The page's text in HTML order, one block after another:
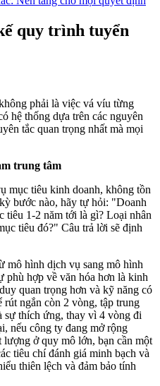
quy trình tuyển
phải là việc vá víu từng
hệ thống dựa trên các nguyên
tắc quan trọng nhất mà mọi
trung tâm
mục tiêu kinh doanh, không tồn
bước nào, hãy tự hỏi: "Doanh
tiêu 1-2 năm tới là gì? Loại nhân
tiêu đó?" Câu trả lời sẽ định
mô hình dịch vụ sang mô hình
phù hợp về văn hóa hơn là kinh
quan trọng hơn và kỹ năng có
ngắn còn 2 vòng, tập trung
sự thích ứng, thay vì 4 vòng đi
nếu công ty đang mở rộng
lượng ở quy mô lớn, bạn cần một
tiêu chí đánh giá minh bạch và
thiên lệch và đảm bảo tính